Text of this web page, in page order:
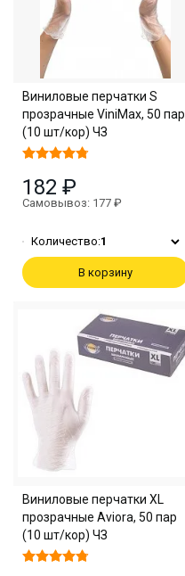
Виниловые перчатки S
прозрачные ViniMax, 50 пар
(10 шт/кор) ЧЗ
182 ₽
Самовывоз: 177 ₽
Количество:1
В корзину
Виниловые перчатки XL
прозрачные Aviora, 50 пар
(10 шт/кор) ЧЗ